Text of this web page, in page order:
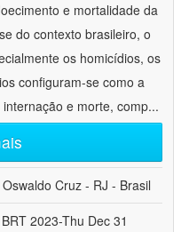
e mortalidade da
do contexto brasileiro, o
os homicídios, os
configuram-se como a
e morte, comp...
Cruz - RJ - Brasil
2023-Thu Dec 31